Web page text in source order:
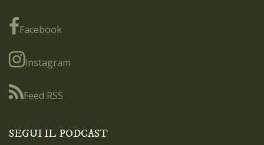
Facebook
Instagram
Feed RSS
SEGUI IL PODCAST